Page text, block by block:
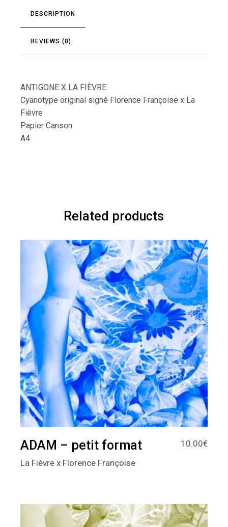
DESCRIPTION
REVIEWS (0)
ANTIGONE X LA FIÈVRE
Cyanotype original signé Florence Françoise x La
Fièvre
Papier Canson
A4
Related products
ADAM – petit format 10.00€
La Fièvre x Florence Françoise